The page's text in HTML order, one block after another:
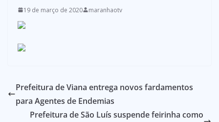
19 de março de 2020 maranhaotv
Prefeitura de Viana entrega novos fardamentos
para Agentes de Endemias
Prefeitura de São Luís suspende feirinha como